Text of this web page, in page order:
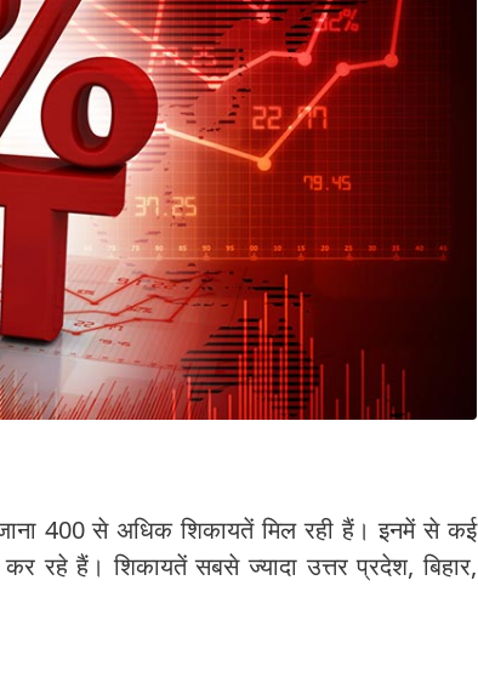
400 से अधिक शिकायतें मिल रही हैं। इनमें से कई
रहे हैं। शिकायतें सबसे ज्यादा उत्तर प्रदेश, बिहार,